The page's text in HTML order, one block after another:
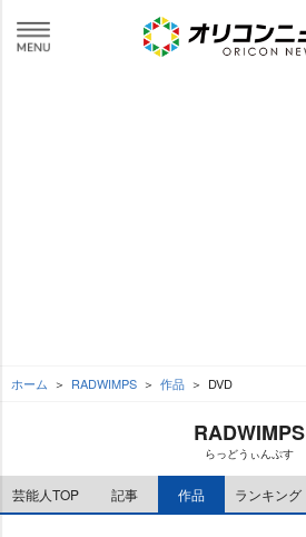
ホーム RADWIMPS 作品 DVD
RADWIMPS
らっどうぃんぷす
芸能人TOP 記事 作品 ランキング